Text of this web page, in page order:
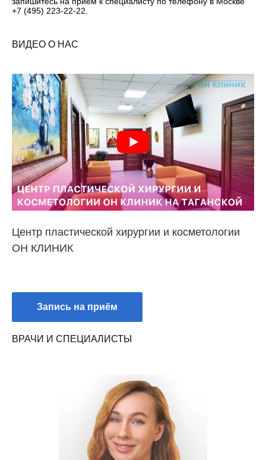
+7 (495) 223-22-22.
ВИДЕО О НАС
Центр пластической хирургии и косметологии
ОН КЛИНИК
Запись на приём
ВРАЧИ И СПЕЦИАЛИСТЫ